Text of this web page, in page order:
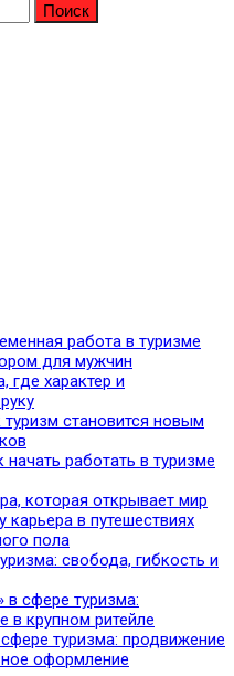
работа в туризме
для мужчин
где характер и
становится новым
начать работать в туризме
которая открывает мир
в путешествиях
пола
свобода, гибкость и
в сфере туризма:
в крупном ритейле
туризма: продвижение
оформление